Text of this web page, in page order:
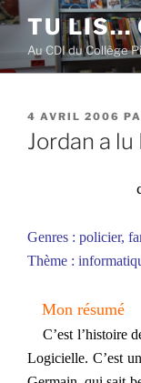
Aller
contenu
principal
TU LIS…
Au CDI du Collège
PUBLIÉ
LE
4 AVRIL 2006
Jordan a lu
Genres : policier,
Thème :
Mon résumé
C’est l’histoire
Logicielle. C’est